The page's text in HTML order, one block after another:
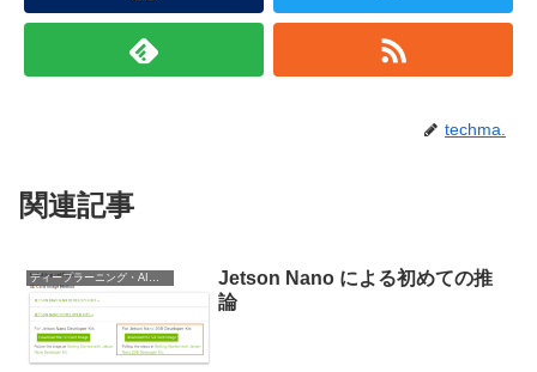
techma.
関連記事
ディープラーニング・AI関連
Jetson Nano による初めての推
論